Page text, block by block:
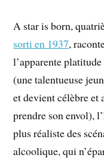
A star is born,
sorti en 1937,
l’apparente
(une talentueuse
et devient célèbre et
prendre son envol),
plus réaliste des
alcoolique, qui